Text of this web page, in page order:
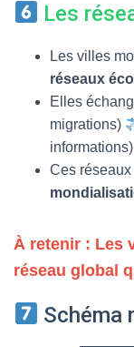
Les
Les villes
réseaux
Elles
migrations)
informations)
Ces
À retenir : Les
réseau global
Schéma